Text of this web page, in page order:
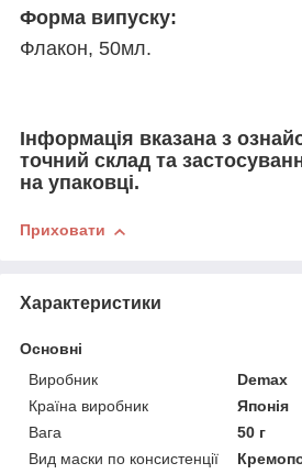
Форма випуску:
Флакон, 50мл.
Інформація вказана з
точний склад та
на упаковці.
Приховати
Характеристики
Основні
Виробник
Demax
Країна виробник
Японія
Вага
50 г
Вид маски по консистенції